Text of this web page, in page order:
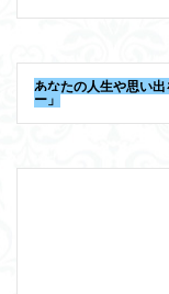
あなたの人生や思い
ー」